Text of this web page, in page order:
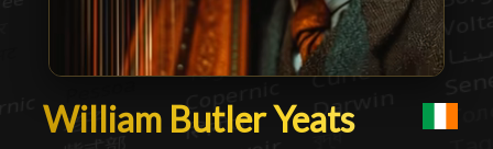
William Butler Yeats
William Butler Yeats█